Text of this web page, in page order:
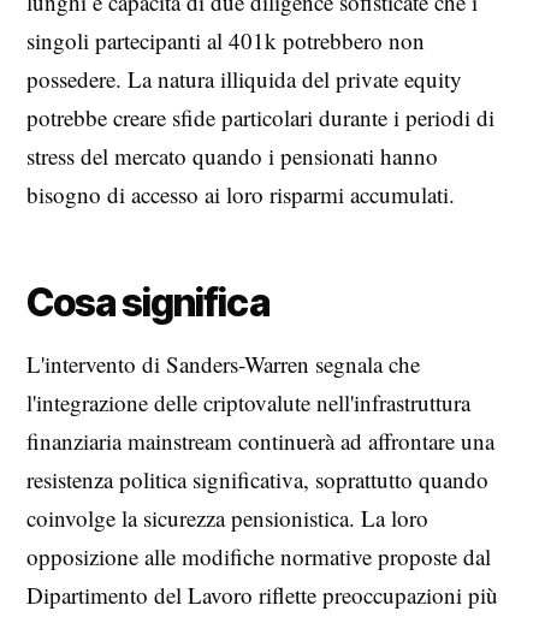
singoli partecipanti al 401k potrebbero non
possedere. La natura illiquida del private equity
potrebbe creare sfide particolari durante i periodi di
stress del mercato quando i pensionati hanno
bisogno di accesso ai loro risparmi accumulati.
Cosa significa
L'intervento di Sanders-Warren segnala che
l'integrazione delle criptovalute nell'infrastruttura
finanziaria mainstream continuerà ad affrontare una
resistenza politica significativa, soprattutto quando
coinvolge la sicurezza pensionistica. La loro
opposizione alle modifiche normative proposte dal
Dipartimento del Lavoro riflette preoccupazioni più